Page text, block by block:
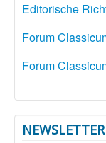
Editorische
Forum
Forum